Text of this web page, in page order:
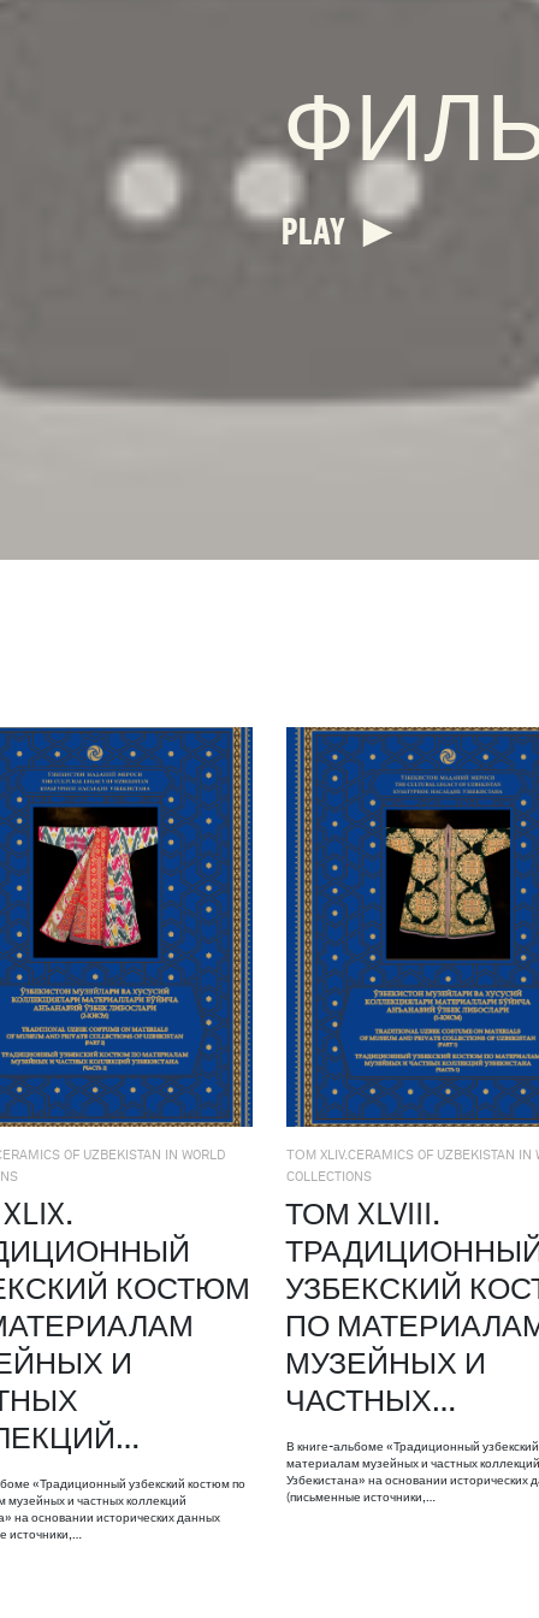
PLAY
OF UZBEKISTAN IN WORLD
КОСТЮМ
И
«Традиционный узбекский костюм по
музейных и частных коллекций
на основании исторических данных
источники,…
ТОМ XLIV.CERAMICS OF UZBEKISTAN IN
COLLECTIONS
ТОМ XLVIII.
УЗБЕКСКИЙ
ПО
МУЗЕЙНЫХ И
ЧАСТНЫХ…
В книге-альбоме «Традиционный
материалам музейных и частных коллекций
Узбекистана» на основании исторических
(письменные источники,…